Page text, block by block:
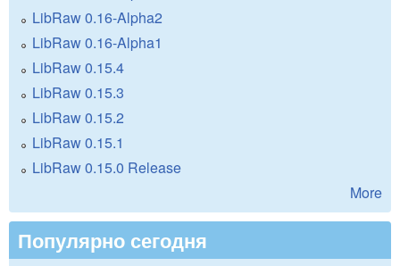
LibRaw 0.16-Alpha2
LibRaw 0.16-Alpha1
LibRaw 0.15.4
LibRaw 0.15.3
LibRaw 0.15.2
LibRaw 0.15.1
LibRaw 0.15.0 Release
More
Популярно сегодня